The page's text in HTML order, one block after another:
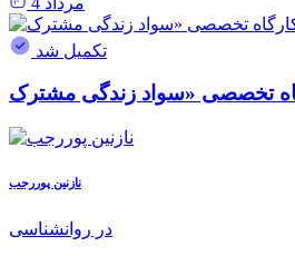
تکمیل شد
نازنین پوررجب
در روانشناسی